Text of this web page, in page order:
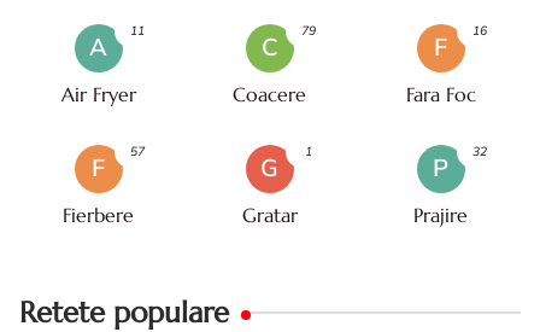
A
Air Fryer
11
C
Coacere
79
F
Fara Foc
16
F
Fierbere
57
G
Gratar
1
P
Prajire
32
Retete populare